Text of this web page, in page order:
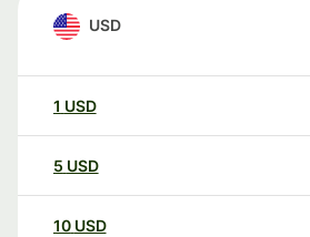
USD
1 USD
5 USD
10 USD